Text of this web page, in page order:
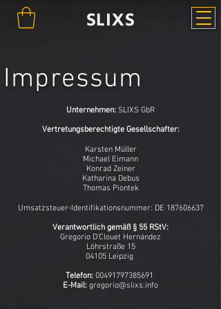
SLIXS
Impressum
Unternehmen: SLIXS GbR
Vertretungsberechtigte Gesellschafter:
Karsten Müller
Michael Eimann
Konrad Zeiner
Katharina Debus
Thomas Piontek
Umsatzsteuer-Identifikationsnummer: DE 187606637
Verantwortlich gemäß § 55 RStV:
Gregorio D'Clouet Hernández
Löhrstraße 15
04105 Leipzig
Telefon: 00491797385691
E-Mail: gregorio@slixs.info